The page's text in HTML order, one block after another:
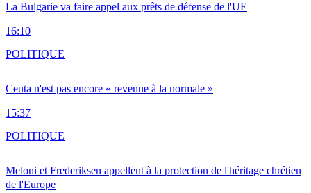
La Bulgarie va faire appel aux prêts de défense de l'UE
16:10
Ceuta n'est pas encore « revenue à la normale »
15:37
POLITIQUE
Meloni et Frederiksen appellent à la protection de l'héritage chrétien
de l'Europe
POLITIQUE